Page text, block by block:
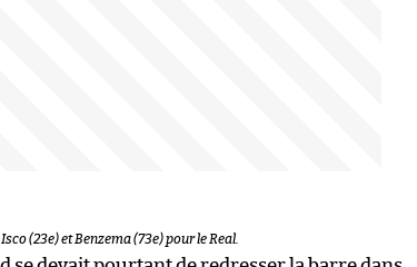
(23e) et Benzema (73e) pour le Real.